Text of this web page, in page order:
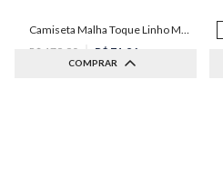
COMPRAR
Camiseta Malha Toque Linho Masculina Individual
R$ 179 90 R$ 71 96
71,96